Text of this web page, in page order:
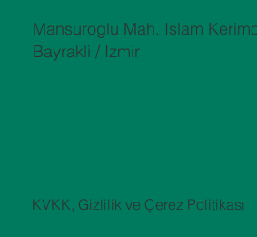
Mansuroglu Mah. Islam
Bayrakli / Izmir
KVKK, Gizlilik ve Çerez Politikası